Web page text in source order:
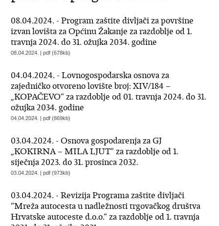
08.04.2024. - Program zaštite divljači za površine
izvan lovišta za Općinu Žakanje za razdoblje od 1.
travnja 2024. do 31. ožujka 2034. godine
08.04.2024. | pdf (678kb)
04.04.2024. - Lovnogospodarska osnova za
zajedničko otvoreno lovište broj: XIV/184 –
„KOPAČEVO“ za razdoblje od 01. travnja 2024. do 31.
ožujka 2034. godine
04.04.2024. | pdf (869kb)
03.04.2024. - Osnova gospodarenja za GJ
„KOKIRNA – MILA LJUT“ za razdoblje od 1.
siječnja 2023. do 31. prosinca 2032.
03.04.2024. | pdf (973kb)
03.04.2024. - Revizija Programa zaštite divljači
“Mreža autocesta u nadležnosti trgovačkog društva
Hrvatske autoceste d.o.o.“ za razdoblje od 1. travnja